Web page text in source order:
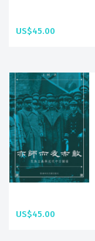
US$45.00
US$45.00